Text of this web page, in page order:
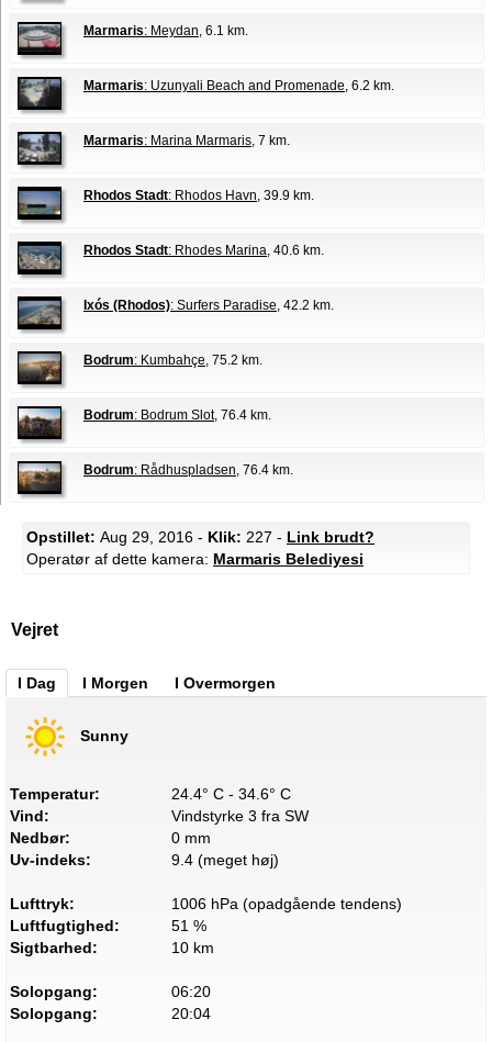
Marmaris: Meydan, 6.1 km.
Marmaris: Uzunyali Beach and Promenade, 6.2 km.
Marmaris: Marina Marmaris, 7 km.
Rhodos Stadt: Rhodos Havn, 39.9 km.
Rhodos Stadt: Rhodes Marina, 40.6 km.
Ixós (Rhodos): Surfers Paradise, 42.2 km.
Bodrum: Kumbahçe, 75.2 km.
Bodrum: Bodrum Slot, 76.4 km.
Bodrum: Rådhuspladsen, 76.4 km.
Opstillet: Aug 29, 2016 - Klik: 227 - Link brudt?
Operatør af dette kamera: Marmaris Belediyesi
Vejret
I Dag I Morgen I Overmorgen
Sunny
Temperatur:
24.4° C - 34.6° C
Vind:
Vindstyrke 3 fra SW
Nedbør:
0 mm
Uv-indeks:
9.4 (meget høj)
Lufttryk:
1006 hPa (opadgående tendens)
Luftfugtighed:
51 %
Sigtbarhed:
10 km
Solopgang:
06:20
Solopgang:
20:04